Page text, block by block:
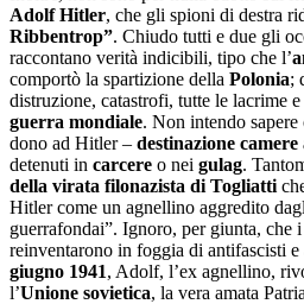
Adolf Hitler, che gli spioni di destra
Ribbentrop”. Chiudo tutti e due gli
raccontano verità indicibili, tipo che l’
comportò la spartizione della Polonia;
distruzione, catastrofi, tutte le lacrime
guerra mondiale. Non intendo
dono ad Hitler – destinazione camere
detenuti in carcere o nei gulag.
della virata filonazista di Togliatti
Hitler come un agnellino aggredito
guerrafondai”. Ignoro, per giunta, che
reinventarono in foggia di antifascisti
giugno 1941, Adolf, l’ex agnellino,
l’Unione sovietica, la vera amata